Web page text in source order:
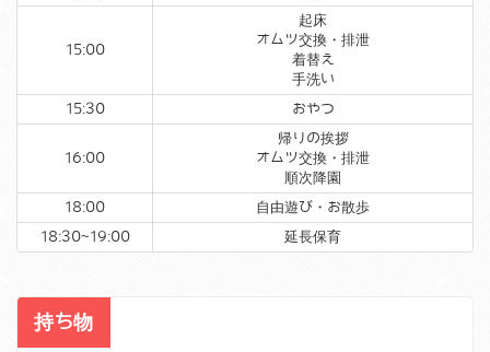
15:00
起床
オムツ交換・排泄
着替え
手洗い
15:30
おやつ
16:00
帰りの挨拶
オムツ交換・排泄
順次降園
18:00
自由遊び・お散歩
18:30~19:00
延長保育
持ち物